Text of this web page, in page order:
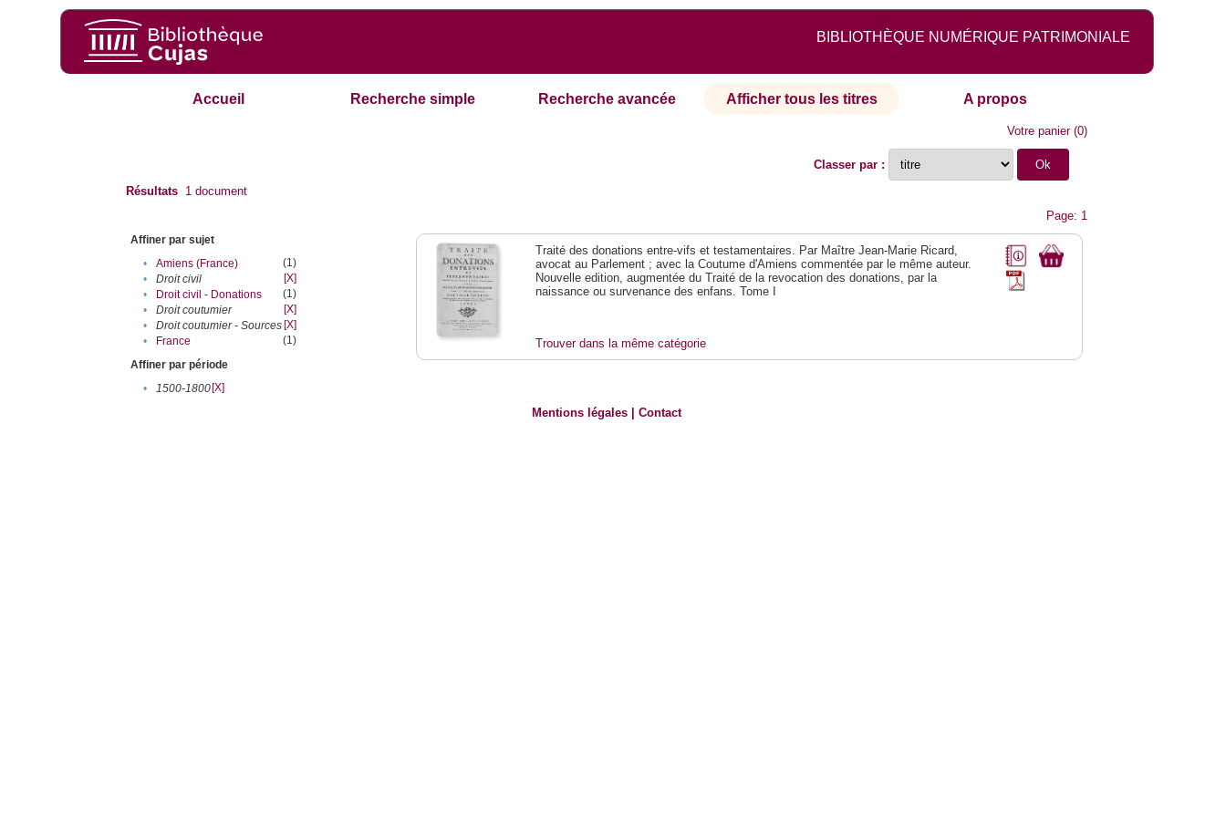
BIBLIOTHÈQUE NUMÉRIQUE PATRIMONIALE
Accueil Recherche simple Recherche avancée Afficher tous les titres A propos
Votre panier(0)
Classer par :
Résultats 1 document
Page: 1
Affiner par sujet
•
Amiens (France)
(1)
•
Droit civil
[X]
•
Droit civil - Donations
(1)
•
Droit coutumier
[X]
•
Droit coutumier - Sources [X]
•
France
(1)
Affiner par période
•
1500-1800[X]
Traité des donations entre-vifs et testamentaires. Par Maître Jean-Marie Ricard,
avocat au Parlement ; avec la Coutume d'Amiens commentée par le même auteur.
Nouvelle edition, augmentée du Traité de la revocation des donations, par la
naissance ou survenance des enfans. Tome I
Trouver dans la même catégorie
Mentions légales |Contact